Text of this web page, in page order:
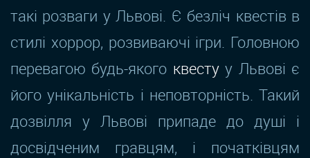
такі розваги у Львові. Є безліч квестів в
стилі хоррор, розвиваючі ігри. Головною
перевагою будь-якого квестуу Львові є
його унікальність і неповторність. Такий
дозвілля у Львові припаде до душі і
досвідченим гравцям, і початківцям